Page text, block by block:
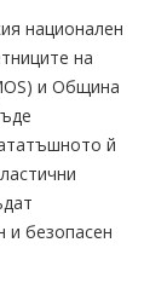
национален
на
и Община
й
и безопасен